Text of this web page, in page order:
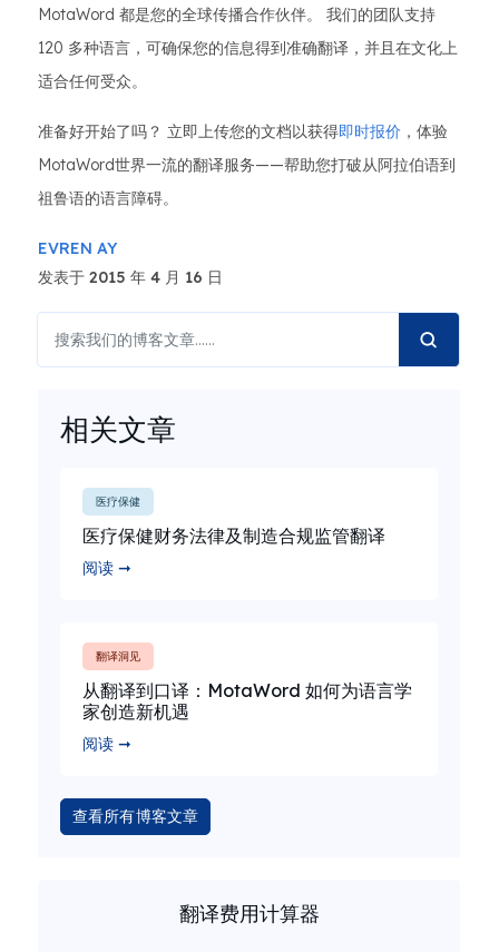
MotaWord 都是您的全球传播合作伙伴。 我们的团队支持
120 多种语言，可确保您的信息得到准确翻译，并且在文化上
适合任何受众。
准备好开始了吗？ 立即上传您的文档以获得即时报价 ，体验
MotaWord世界一流的翻译服务——帮助您打破从阿拉伯语到
祖鲁语的语言障碍。
EVREN AY
发表于 2015 年 4 月 16 日
相关文章
医疗保健
医疗保健财务法律及制造合规监管翻译
阅读 ➞
翻译洞见
从翻译到口译：MotaWord 如何为语言学
家创造新机遇
阅读 ➞
查看所有博客文章
翻译费用计算器